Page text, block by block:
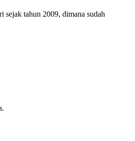
tahun 2009, dimana sudah